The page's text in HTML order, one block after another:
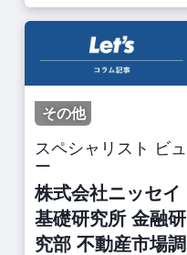
その他
スペシャリスト ビュ
ー
株式会社ニッセイ
基礎研究所 金融研
究部 不動産市場調